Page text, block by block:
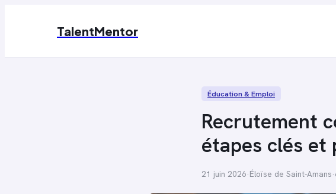
TalentMentor
Éducation & Emploi
Recrutement
étapes clés
21 juin 2026·Éloïse de Saint-Amans·